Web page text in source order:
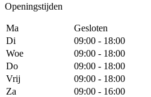
Openingstijden
Ma
Gesloten
Di
09:00 - 18:00
Woe
09:00 - 18:00
Do
09:00 - 18:00
Vrij
09:00 - 18:00
Za
09:00 - 16:00